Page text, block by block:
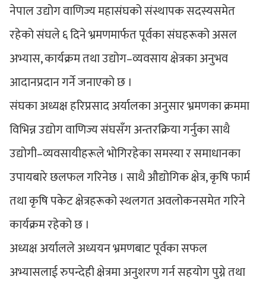
नेपाल उद्योग वाणिज्य महासंघको संस्थापक सदस्यसमेत
रहेको संघले ६ दिने भ्रमणमार्फत पूर्वका संघहरूको असल
अभ्यास, कार्यक्रम तथा उद्योग–व्यवसाय क्षेत्रका अनुभव
आदानप्रदान गर्ने जनाएको छ ।
संघका अध्यक्ष हरिप्रसाद अर्यालका अनुसार भ्रमणका क्रममा
विभिन्न उद्योग वाणिज्य संघसँग अन्तरक्रिया गर्नुका साथै
उद्योगी–व्यवसायीहरूले भोगिरहेका समस्या र समाधानका
उपायबारे छलफल गरिनेछ । साथै औद्योगिक क्षेत्र, कृषि फार्म
तथा कृषि पकेट क्षेत्रहरूको स्थलगत अवलोकनसमेत गरिने
कार्यक्रम रहेको छ ।
अध्यक्ष अर्यालले अध्ययन भ्रमणबाट पूर्वका सफल
अभ्यासलाई रुपन्देही क्षेत्रमा अनुशरण गर्न सहयोग पुग्ने तथा